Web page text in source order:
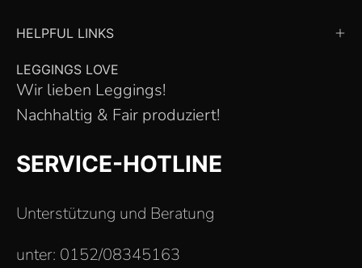
HELPFUL LINKS
LEGGINGS LOVE
Wir lieben Leggings!
Nachhaltig & Fair produziert!
SERVICE-HOTLINE
Unterstützung und Beratung
unter: 0152/08345163